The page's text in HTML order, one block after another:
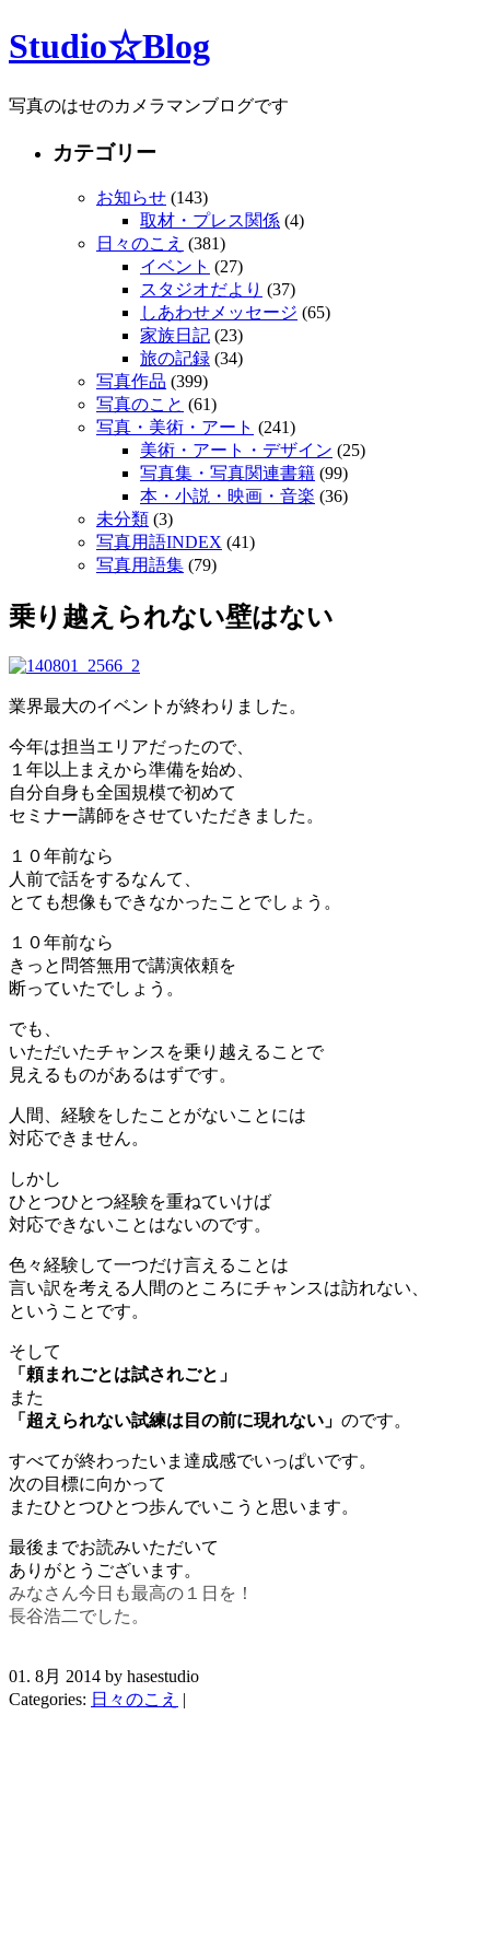
Studio☆Blog
写真のはせのカメラマンブログです
カテゴリー
お知らせ (143)
取材・プレス関係 (4)
日々のこえ (381)
イベント (27)
スタジオだより (37)
しあわせメッセージ (65)
家族日記 (23)
旅の記録 (34)
写真作品 (399)
写真のこと (61)
写真・美術・アート (241)
美術・アート・デザイン (25)
写真集・写真関連書籍 (99)
本・小説・映画・音楽 (36)
未分類 (3)
写真用語INDEX (41)
写真用語集 (79)
乗り越えられない壁はない
業界最大のイベントが終わりました。
今年は担当エリアだったので、
１年以上まえから準備を始め、
自分自身も全国規模で初めて
セミナー講師をさせていただきました。
１０年前なら
人前で話をするなんて、
とても想像もできなかったことでしょう。
１０年前なら
きっと問答無用で講演依頼を
断っていたでしょう。
でも、
いただいたチャンスを乗り越えることで
見えるものがあるはずです。
人間、経験をしたことがないことには
対応できません。
しかし
ひとつひとつ経験を重ねていけば
対応できないことはないのです。
色々経験して一つだけ言えることは
言い訳を考える人間のところにチャンスは訪れない、
ということです。
そして
「頼まれごとは試されごと」
また
「超えられない試練は目の前に現れない」 のです。
すべてが終わったいま達成感でいっぱいです。
次の目標に向かって
またひとつひとつ歩んでいこうと思います。
最後までお読みいただいて
ありがとうございます。
みなさん今日も最高の１日を！
長谷浩二でした。
01. 8月 2014 by hasestudio
Categories: 日々のこえ |